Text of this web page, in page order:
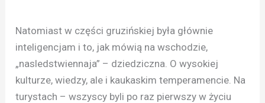
Natomiast w części gruzińskiej była głównie
inteligencjam i to, jak mówią na wschodzie,
„nasledstwiennaja” – dziedziczna. O wysokiej
kulturze, wiedzy, ale i kaukaskim temperamencie. Na
turystach – wszyscy byli po raz pierwszy w życiu